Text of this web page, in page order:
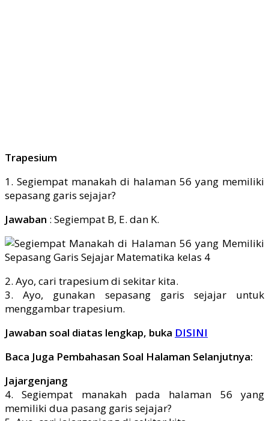
Trapesium
1. Segiempat manakah di halaman 56 yang memiliki
sepasang garis sejajar?
Jawaban : Segiempat B, E. dan K.
2. Ayo, cari trapesium di sekitar kita.
3. Ayo, gunakan sepasang garis sejajar untuk
menggambar trapesium.
Jawaban soal diatas lengkap, buka DISINI
Baca Juga Pembahasan Soal Halaman Selanjutnya:
Jajargenjang
4. Segiempat manakah pada halaman 56 yang
memiliki dua pasang garis sejajar?